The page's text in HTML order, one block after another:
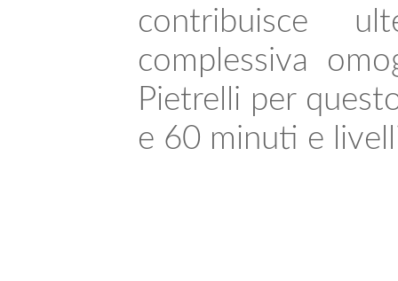
contribuisce
complessiva
Pietrelli per
e 60 minuti e